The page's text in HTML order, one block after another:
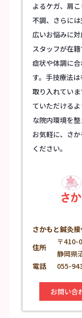
よるケガ、肩
不調、さらに
広いお悩みに
スタッフが在籍
症状や体調に
す。手技療法
取り入れてい
ていただける
な院内環境を
お気軽に、さ
ください。
さかもと鍼灸
住所
〒410-
静岡県
電話
055-
お問い合